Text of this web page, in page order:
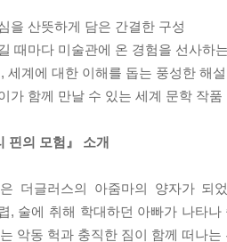
을 산뜻하게 담은 간결한 구성
때마다 미술관에 온 경험을 선사하
세계에 대한 이해를 돕는 풍성한 해설
가 함께 만날 수 있는 세계 문학 작품
핀의 모험』 소개
더글러스의 아줌마의 양자가 되
, 술에 취해 학대하던 아빠가 나타
악동 헉과 충직한 짐이 함께 떠나